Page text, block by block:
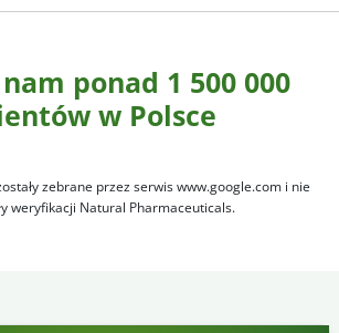
ponad 1 500 000
w Polsce
zebrane przez serwis www.google.com i nie
weryfikacji Natural Pharmaceuticals.